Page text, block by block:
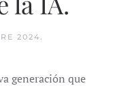
2024.
generación que